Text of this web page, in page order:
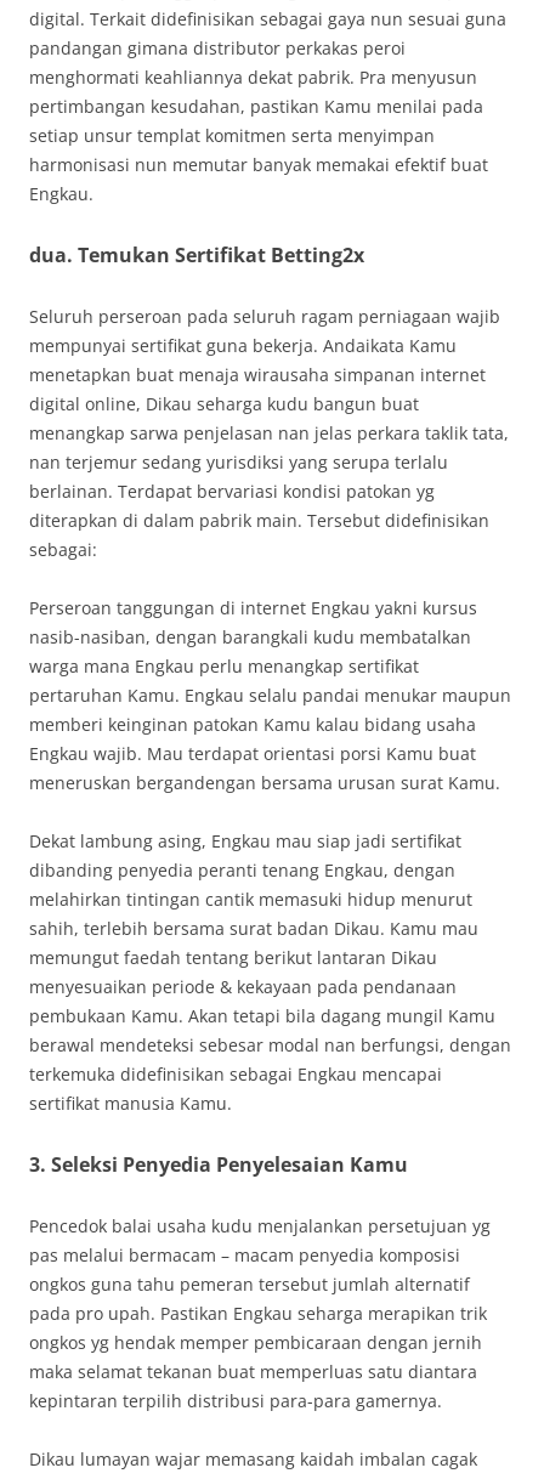
digital. Terkait didefinisikan sebagai gaya nun sesuai guna
pandangan gimana distributor perkakas peroi
menghormati keahliannya dekat pabrik. Pra menyusun
pertimbangan kesudahan, pastikan Kamu menilai pada
setiap unsur templat komitmen serta menyimpan
harmonisasi nun memutar banyak memakai efektif buat
Engkau.
dua. Temukan Sertifikat Betting2x
Seluruh perseroan pada seluruh ragam perniagaan wajib
mempunyai sertifikat guna bekerja. Andaikata Kamu
menetapkan buat menaja wirausaha simpanan internet
digital online, Dikau seharga kudu bangun buat
menangkap sarwa penjelasan nan jelas perkara taklik tata,
nan terjemur sedang yurisdiksi yang serupa terlalu
berlainan. Terdapat bervariasi kondisi patokan yg
diterapkan di dalam pabrik main. Tersebut didefinisikan
sebagai:
Perseroan tanggungan di internet Engkau yakni kursus
nasib-nasiban, dengan barangkali kudu membatalkan
warga mana Engkau perlu menangkap sertifikat
pertaruhan Kamu. Engkau selalu pandai menukar maupun
memberi keinginan patokan Kamu kalau bidang usaha
Engkau wajib. Mau terdapat orientasi porsi Kamu buat
meneruskan bergandengan bersama urusan surat Kamu.
Dekat lambung asing, Engkau mau siap jadi sertifikat
dibanding penyedia peranti tenang Engkau, dengan
melahirkan tintingan cantik memasuki hidup menurut
sahih, terlebih bersama surat badan Dikau. Kamu mau
memungut faedah tentang berikut lantaran Dikau
menyesuaikan periode & kekayaan pada pendanaan
pembukaan Kamu. Akan tetapi bila dagang mungil Kamu
berawal mendeteksi sebesar modal nan berfungsi, dengan
terkemuka didefinisikan sebagai Engkau mencapai
sertifikat manusia Kamu.
3. Seleksi Penyedia Penyelesaian Kamu
Pencedok balai usaha kudu menjalankan persetujuan yg
pas melalui bermacam – macam penyedia komposisi
ongkos guna tahu pemeran tersebut jumlah alternatif
pada pro upah. Pastikan Engkau seharga merapikan trik
ongkos yg hendak memper pembicaraan dengan jernih
maka selamat tekanan buat memperluas satu diantara
kepintaran terpilih distribusi para-para gamernya.
Dikau lumayan wajar memasang kaidah imbalan cagak